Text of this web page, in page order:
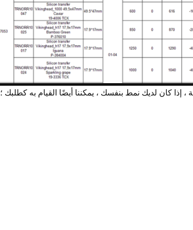
، إذا كان لديك نمط بنفسك ، يمكننا أيضًا القيام به كطلبك ؛